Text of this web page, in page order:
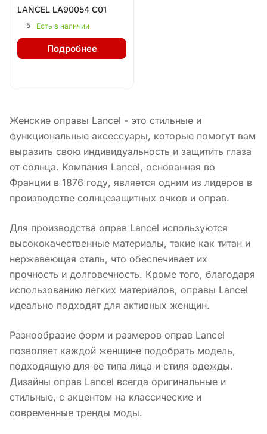
LANCEL LA90054 C01
5 Есть в наличии
Подробнее
Женские оправы Lancel - это стильные и
функциональные аксессуары, которые помогут вам
выразить свою индивидуальность и защитить глаза
от солнца. Компания Lancel, основанная во
Франции в 1876 году, является одним из лидеров в
производстве солнцезащитных очков и оправ.
Для производства оправ Lancel используются
высококачественные материалы, такие как титан и
нержавеющая сталь, что обеспечивает их
прочность и долговечность. Кроме того, благодаря
использованию легких материалов, оправы Lancel
идеально подходят для активных женщин.
Разнообразие форм и размеров оправ Lancel
позволяет каждой женщине подобрать модель,
подходящую для ее типа лица и стиля одежды.
Дизайны оправ Lancel всегда оригинальные и
стильные, с акцентом на классические и
современные тренды моды.